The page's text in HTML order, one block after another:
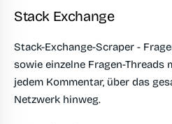
Stack Exchange
Stack-Exchange-Scraper -
sowie einzelne Fragen-
jedem Kommentar, über das
Netzwerk hinweg.